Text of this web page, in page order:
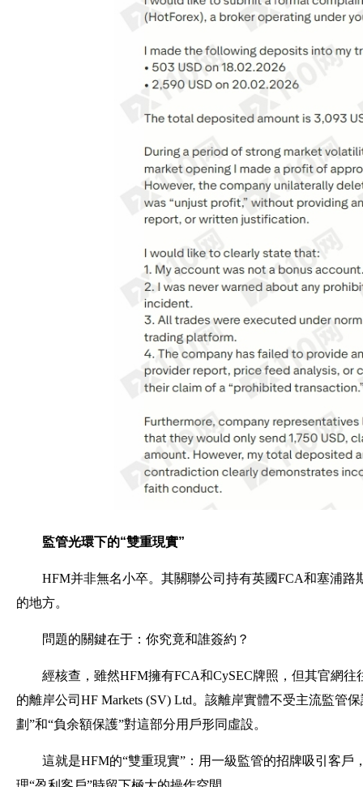
監管光環下的“雙重現實”
HFM并非無名小卒。其關聯公司持有英國FCA和塞浦
的地方。
問題的關鍵在于：你究竟和誰簽約？
經核查，雖然HFM擁有FCA和CySEC牌照，但其官網
的離岸公司HF Markets (SV) Ltd。該離岸實體不受主流監管
劃”和“負余額保護”對這部分用戶形同虛設。
這就是HFM的“雙重現實”：用一級監管的招牌吸引客